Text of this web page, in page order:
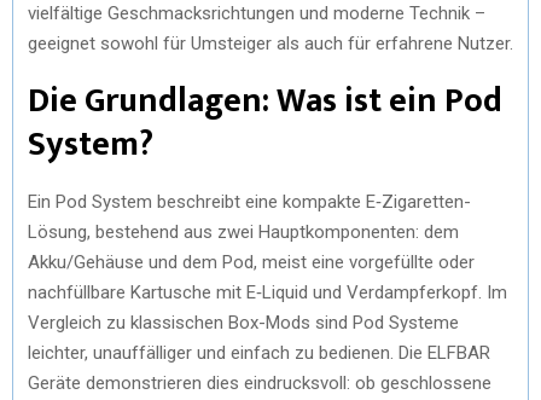
vielfältige Geschmacksrichtungen und moderne Technik –
geeignet sowohl für Umsteiger als auch für erfahrene Nutzer.
Die Grundlagen: Was ist ein Pod
System?
Ein Pod System beschreibt eine kompakte E‑Zigaretten-
Lösung, bestehend aus zwei Hauptkomponenten: dem
Akku/Gehäuse und dem Pod, meist eine vorgefüllte oder
nachfüllbare Kartusche mit E‑Liquid und Verdampferkopf. Im
Vergleich zu klassischen Box-Mods sind Pod Systeme
leichter, unauffälliger und einfach zu bedienen. Die ELFBAR
Geräte demonstrieren dies eindrucksvoll: ob geschlossene